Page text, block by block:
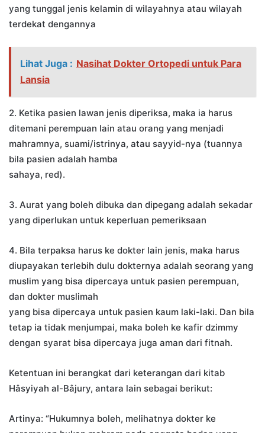
yang tunggal jenis kelamin di wilayahnya atau wilayah
terdekat dengannya
Lihat Juga : Nasihat Dokter Ortopedi untuk Para
Lansia
2. Ketika pasien lawan jenis diperiksa, maka ia harus
ditemani perempuan lain atau orang yang menjadi
mahramnya, suami/istrinya, atau sayyid-nya (tuannya
bila pasien adalah hamba
sahaya, red).
3. Aurat yang boleh dibuka dan dipegang adalah sekadar
yang diperlukan untuk keperluan pemeriksaan
4. Bila terpaksa harus ke dokter lain jenis, maka harus
diupayakan terlebih dulu dokternya adalah seorang yang
muslim yang bisa dipercaya untuk pasien perempuan,
dan dokter muslimah
yang bisa dipercaya untuk pasien kaum laki-laki. Dan bila
tetap ia tidak menjumpai, maka boleh ke kafir dzimmy
dengan syarat bisa dipercaya juga aman dari fitnah.
Ketentuan ini berangkat dari keterangan dari kitab
Hâsyiyah al-Bâjury, antara lain sebagai berikut:
Artinya: “Hukumnya boleh, melihatnya dokter ke